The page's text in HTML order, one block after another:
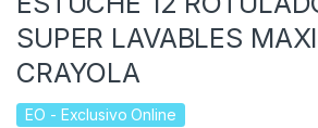
SUPER LAVABLES
CRAYOLA
EO - Exclusivo Online